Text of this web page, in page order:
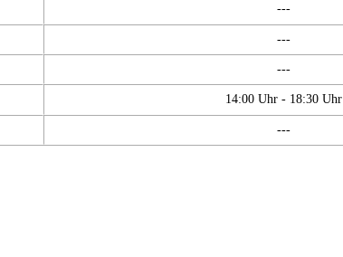
---
---
---
14:00 Uhr - 18:30 Uhr
---